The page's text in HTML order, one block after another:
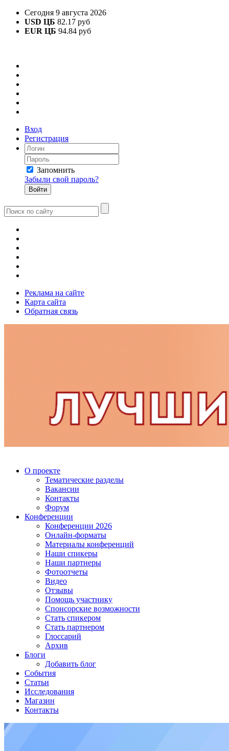
Сегодня 9 августа 2026
USD ЦБ 82.17 руб
EUR ЦБ 94.84 руб
Вход
Регистрация
Запомнить
Забыли свой пароль?
Реклама на сайте
Карта сайта
Обратная связь
О проекте
Тематические разделы
Вакансии
Контакты
Форум
Конференции
Конференции 2026
Онлайн-форматы
Материалы конференций
Наши спикеры
Наши партнеры
Фотоотчеты
Видео
Отзывы
Помощь участнику
Спонсорские возможности
Стать спикером
Стать партнером
Глоссарий
Архив
Блоги
Добавить блог
События
Статьи
Исследования
Магазин
Контакты